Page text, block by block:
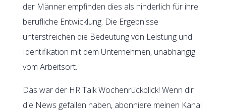
der Männer empfinden dies als hinderlich für ihre
berufliche Entwicklung. Die Ergebnisse
unterstreichen die Bedeutung von Leistung und
Identifikation mit dem Unternehmen, unabhängig
vom Arbeitsort.
Das war der HR Talk Wochenrückblick! Wenn dir
die News gefallen haben, abonniere meinen Kanal